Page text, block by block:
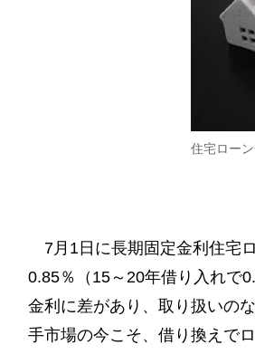
住宅ロー
7月1日に長期固定金利住宅
0.85％（15～20年借り入れで
金利に差があり、取り扱いの
手市場の今こそ、借り換えで